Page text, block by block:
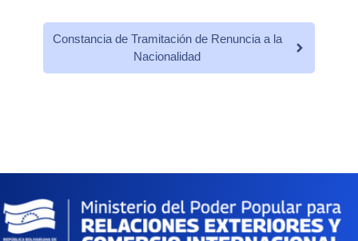
Constancia de Tramitación de Renuncia a la
Nacionalidad